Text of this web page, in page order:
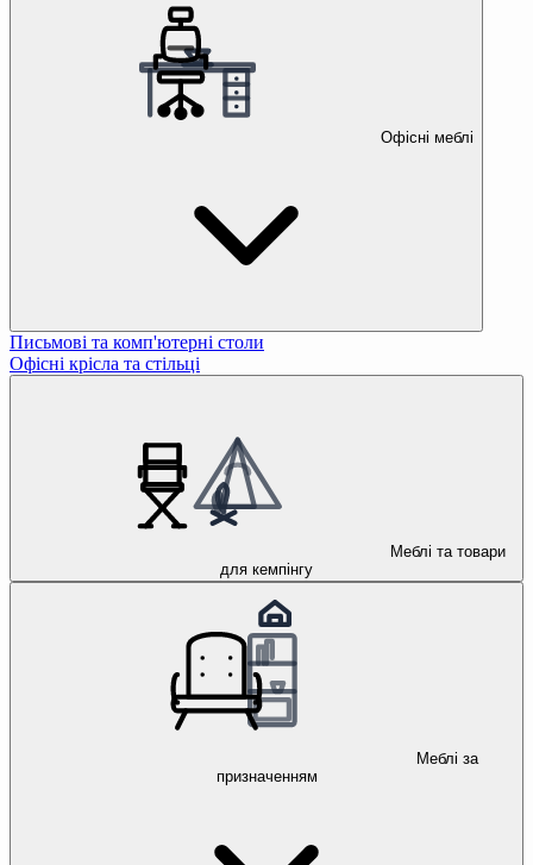
Офісні меблі
Письмові та комп'ютерні столи
Офісні крісла та стільці
Меблі та товари
для кемпінгу
Меблі за
призначенням